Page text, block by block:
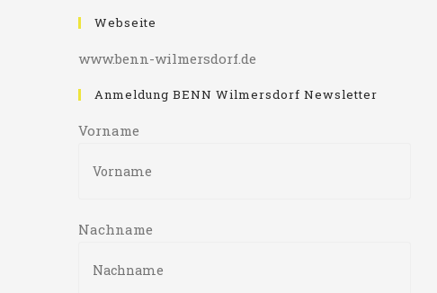
Webseite
www.benn-wilmersdorf.de
Anmeldung BENN Wilmersdorf Newsletter
Vorname
Nachname